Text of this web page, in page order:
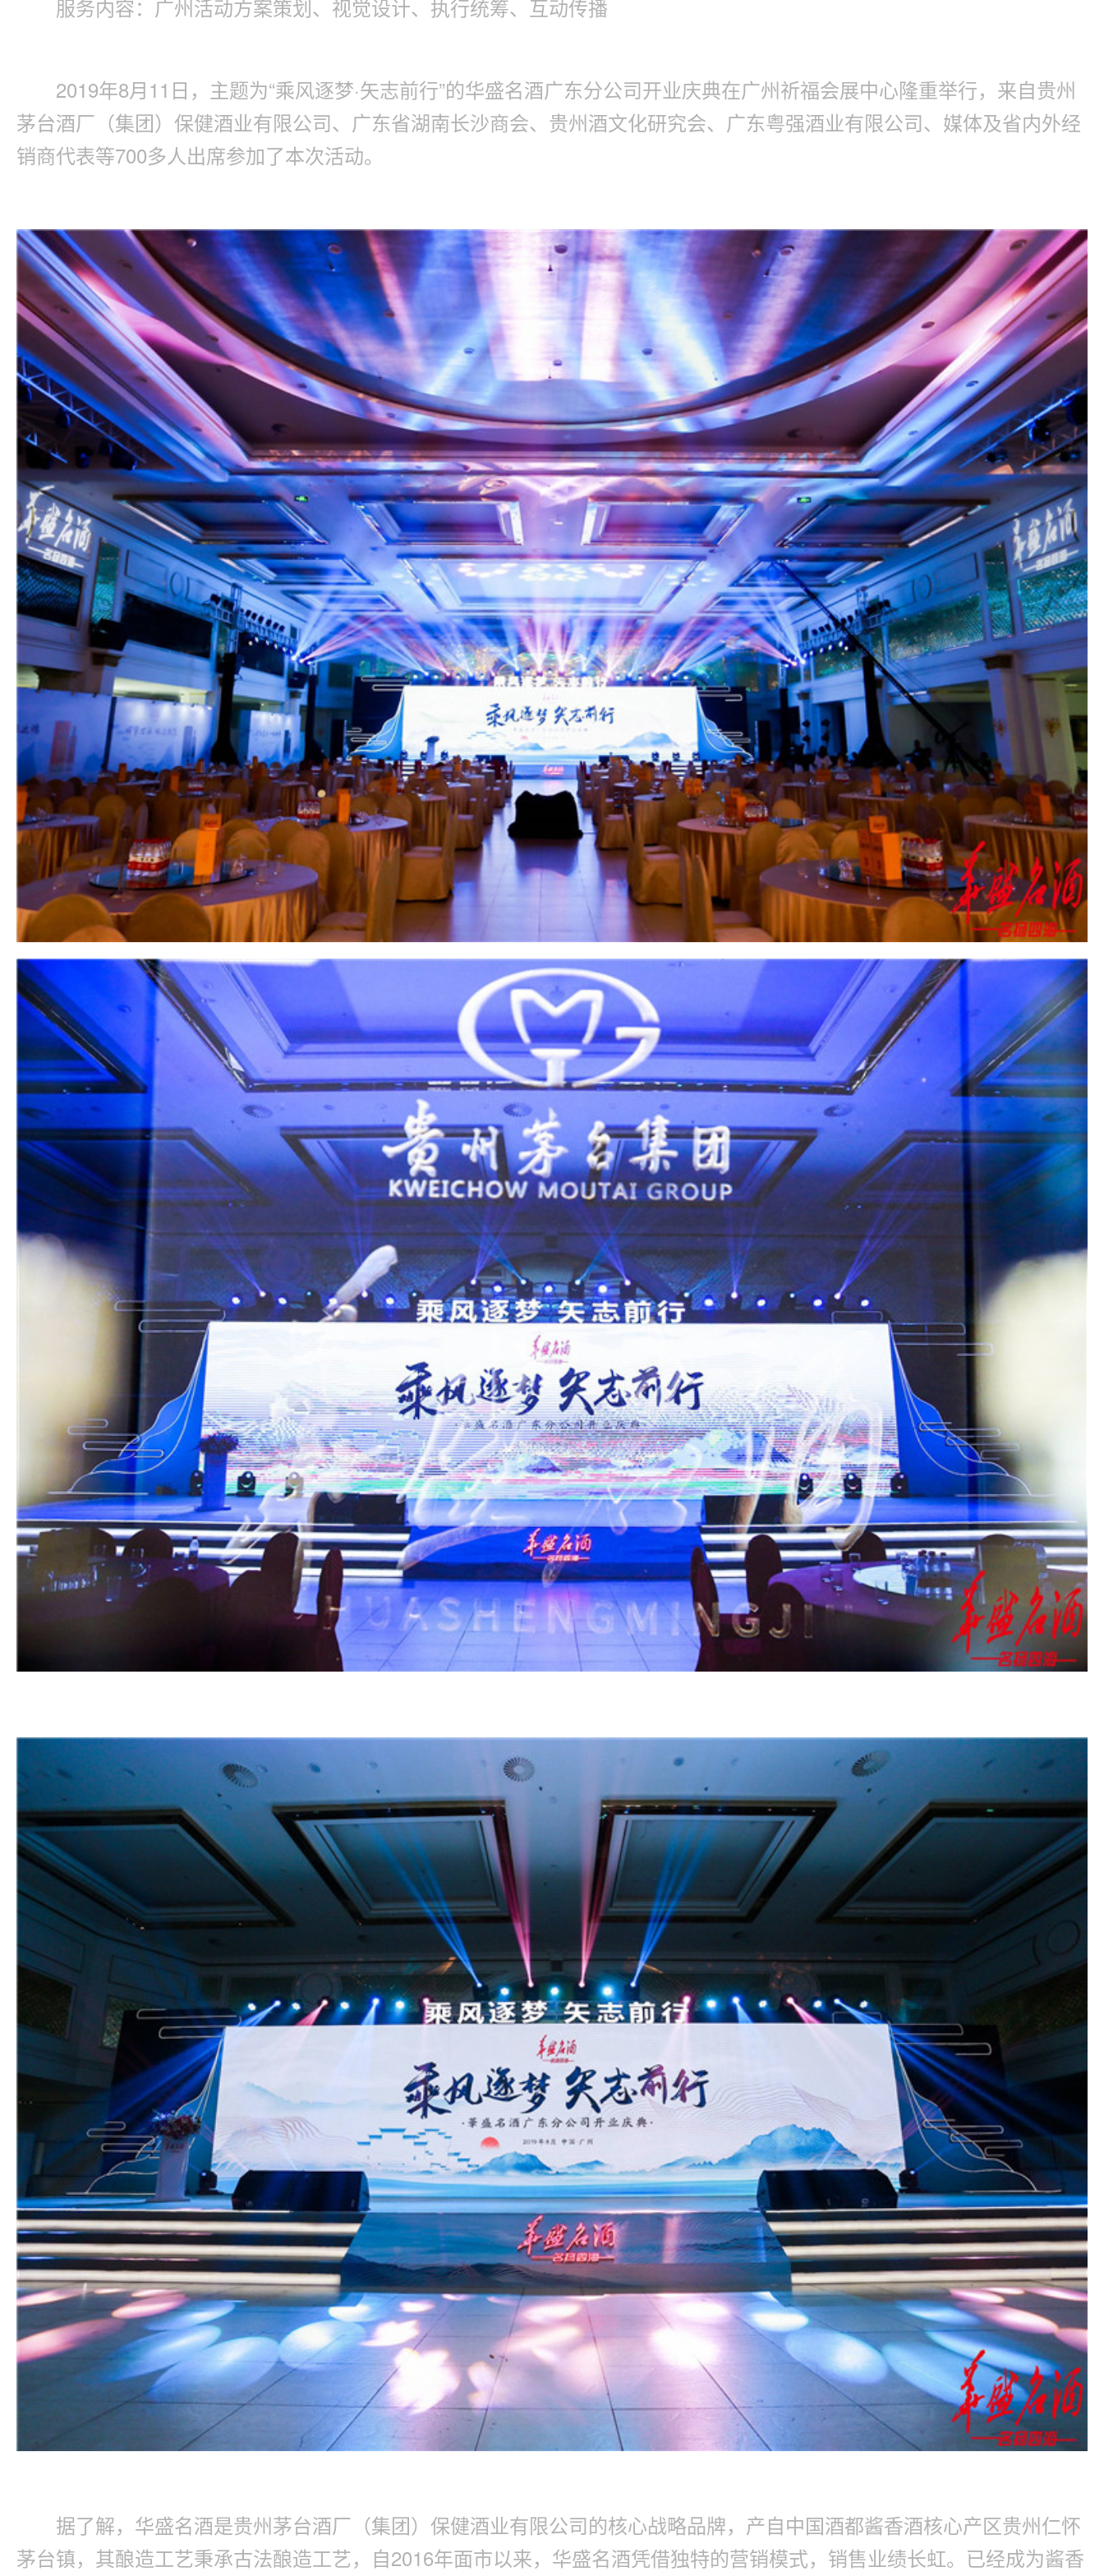
服务内容：广州活动方案策划、视觉设计、执行统筹、互动传播
2019年8月11日，主题为“乘风逐梦·矢志前行”的华盛名酒广东分公司开业庆典在广州祈福会展中心隆重举行，来自贵州
茅台酒厂（集团）保健酒业有限公司、广东省湖南长沙商会、贵州酒文化研究会、广东粤强酒业有限公司、媒体及省内外经
销商代表等700多人出席参加了本次活动。
据了解，华盛名酒是贵州茅台酒厂（集团）保健酒业有限公司的核心战略品牌，产自中国酒都酱香酒核心产区贵州仁怀
茅台镇，其酿造工艺秉承古法酿造工艺，自2016年面市以来，华盛名酒凭借独特的营销模式，销售业绩长虹。已经成为酱香